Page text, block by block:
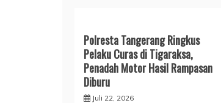
Polresta Tangerang Ringkus
Pelaku Curas di Tigaraksa,
Penadah Motor Hasil Rampasan
Diburu
Juli 22, 2026